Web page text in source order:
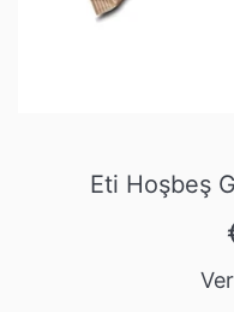
Eti Hoşbeş